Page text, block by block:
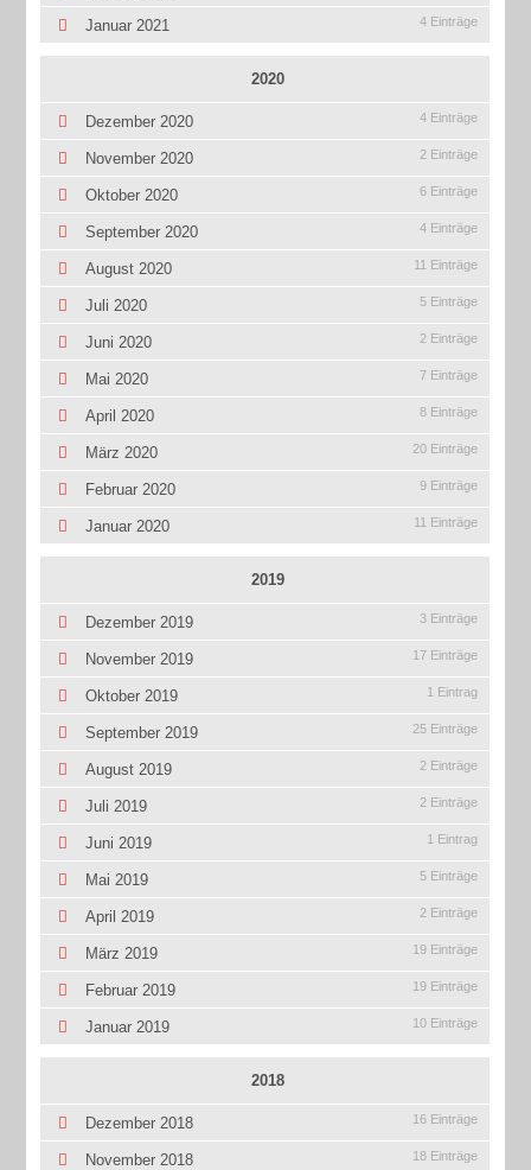
Januar 2021 4 Einträge
2020
Dezember 2020 4 Einträge
November 2020 2 Einträge
Oktober 2020 6 Einträge
September 2020 4 Einträge
August 2020 11 Einträge
Juli 2020 5 Einträge
Juni 2020 2 Einträge
Mai 2020 7 Einträge
April 2020 8 Einträge
März 2020 20 Einträge
Februar 2020 9 Einträge
Januar 2020 11 Einträge
2019
Dezember 2019 3 Einträge
November 2019 17 Einträge
Oktober 2019 1 Eintrag
September 2019 25 Einträge
August 2019 2 Einträge
Juli 2019 2 Einträge
Juni 2019 1 Eintrag
Mai 2019 5 Einträge
April 2019 2 Einträge
März 2019 19 Einträge
Februar 2019 19 Einträge
Januar 2019 10 Einträge
2018
Dezember 2018 16 Einträge
November 2018 18 Einträge